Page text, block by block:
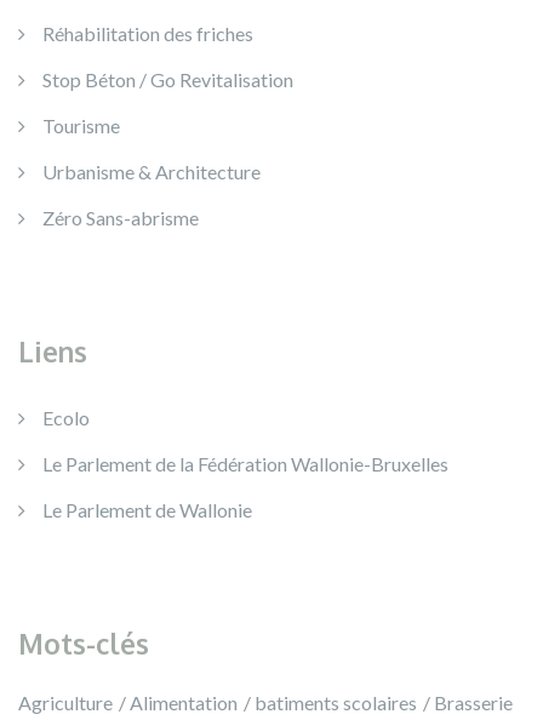
Réhabilitation des friches
Stop Béton / Go Revitalisation
Tourisme
Urbanisme & Architecture
Zéro Sans-abrisme
Liens
Ecolo
Le Parlement de la Fédération Wallonie-Bruxelles
Le Parlement de Wallonie
Mots-clés
Agriculture Alimentation batiments scolaires
Brasserie